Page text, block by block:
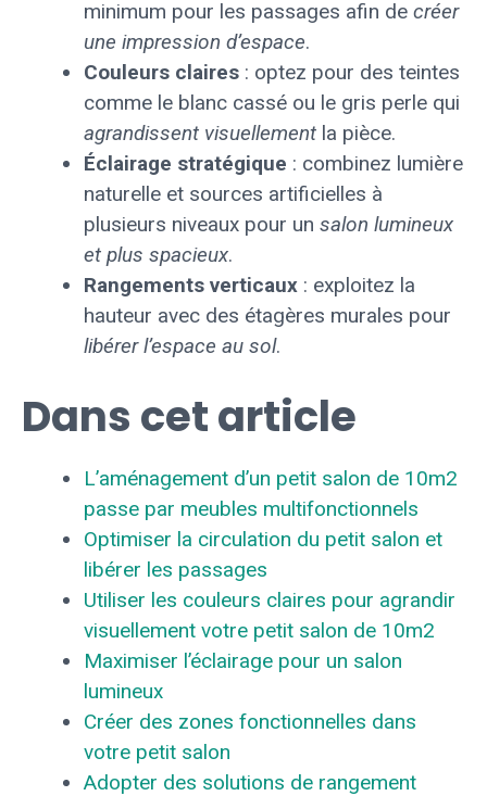
minimum pour les passages afin de créer
une impression d’espace.
Couleurs claires : optez pour des teintes
comme le blanc cassé ou le gris perle qui
agrandissent visuellement la pièce.
Éclairage stratégique : combinez lumière
naturelle et sources artificielles à
plusieurs niveaux pour un salon lumineux
et plus spacieux.
Rangements verticaux : exploitez la
hauteur avec des étagères murales pour
libérer l’espace au sol.
Dans cet article
L’aménagement d’un petit salon de 10m2
passe par meubles multifonctionnels
Optimiser la circulation du petit salon et
libérer les passages
Utiliser les couleurs claires pour agrandir
visuellement votre petit salon de 10m2
Maximiser l’éclairage pour un salon
lumineux
Créer des zones fonctionnelles dans
votre petit salon
Adopter des solutions de rangement